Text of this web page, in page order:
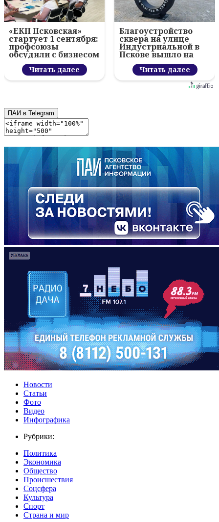
«ЕКП Псковская»
стартует 1 сентября:
профсоюзы
обсудили с бизнесом
новый цифровой
проектЧитать далее
Благоустройство
сквера на улице
Индустриальной в
Пскове вышло на
финишную прямую
Читать далее
ПАИ в Telegram
Новости
Статьи
Фото
Видео
Инфографика
Рубрики:
Политика
Экономика
Общество
Происшествия
Соцсфера
Культура
Спорт
Страна и мир